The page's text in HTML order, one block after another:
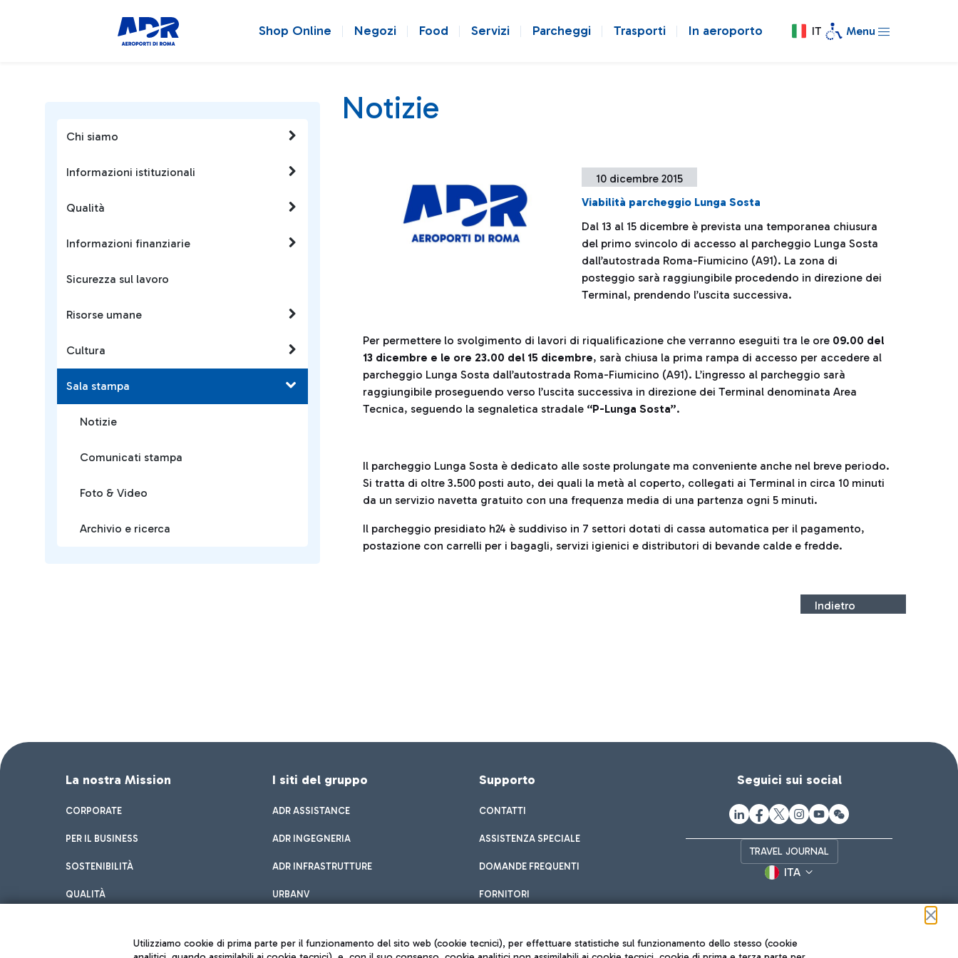
Shop Online Negozi Food Servizi Parcheggi Trasporti In aeroporto IT Menu
Chi siamo
Informazioni istituzionali
Qualità
Informazioni finanziarie
Sicurezza sul lavoro
Risorse umane
Cultura
Sala stampa
Notizie
Comunicati stampa
Foto & Video
Archivio e ricerca
Notizie
10 dicembre 2015
Viabilità parcheggio Lunga Sosta
Dal 13 al 15 dicembre è prevista una temporanea chiusura
del primo svincolo di accesso al parcheggio Lunga Sosta
dall’autostrada Roma-Fiumicino (A91). La zona di
posteggio sarà raggiungibile procedendo in direzione dei
Terminal, prendendo l’uscita successiva.
Per permettere lo svolgimento di lavori di riqualificazione che verranno eseguiti tra le ore 09.00 del
13 dicembre e le ore 23.00 del 15 dicembre, sarà chiusa la prima rampa di accesso per accedere al
parcheggio Lunga Sosta dall’autostrada Roma-Fiumicino (A91). L’ingresso al parcheggio sarà
raggiungibile proseguendo verso l’uscita successiva in direzione dei Terminal denominata Area
Tecnica, seguendo la segnaletica stradale “P-Lunga Sosta”.
Il parcheggio Lunga Sosta è dedicato alle soste prolungate ma conveniente anche nel breve periodo.
Si tratta di oltre 3.500 posti auto, dei quali la metà al coperto, collegati ai Terminal in circa 10 minuti
da un servizio navetta gratuito con una frequenza media di una partenza ogni 5 minuti.
Il parcheggio presidiato h24 è suddiviso in 7 settori dotati di cassa automatica per il pagamento,
postazione con carrelli per i bagagli, servizi igienici e distributori di bevande calde e fredde.
Indietro
La nostra Mission
CORPORATE
PER IL BUSINESS
SOSTENIBILITÀ
QUALITÀ
I siti del gruppo
ADR ASSISTANCE
ADR INGEGNERIA
ADR INFRASTRUTTURE
URBANV
Supporto
CONTATTI
ASSISTENZA SPECIALE
DOMANDE FREQUENTI
FORNITORI
Seguici sui social
TRAVEL JOURNAL
ITA
Utilizziamo cookie di prima parte per il funzionamento del sito web (cookie tecnici), per effettuare statistiche sul funzionamento dello stesso (cookie